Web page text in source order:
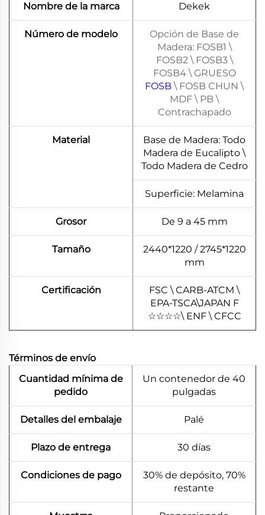
Nombre de la marca Dekek
Número de modelo
Opción de Base de
Madera: FOSB1 \
FOSB2 \ FOSB3 \
FOSB4 \ GRUESO
FOSB \ FOSB CHUN \
MDF \ PB \
Contrachapado
Material
Base de Madera: Todo
Madera de Eucalipto \
Todo Madera de Cedro
Superficie: Melamina
Grosor De 9 a 45 mm
Tamaño
2440*1220 / 2745*1220
mm
Certificación
FSC \ CARB-ATCM \
EPA-TSCA\JAPAN F
☆☆☆☆\ ENF \ CFCC
Términos de envío
Cuantidad mínima de
pedido
Un contenedor de 40
pulgadas
Detalles del embalaje Palé
Plazo de entrega 30 días
Condiciones de pago
30% de depósito, 70%
restante